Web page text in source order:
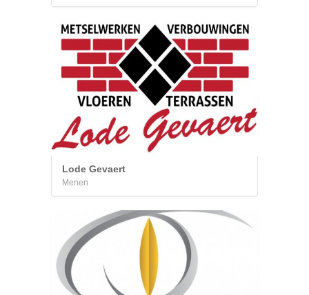
Lode Gevaert
Menen